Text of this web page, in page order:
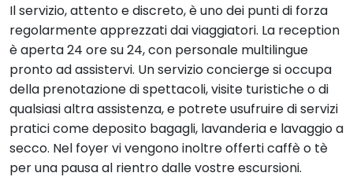
Il servizio, attento e discreto, è uno dei punti di forza
regolarmente apprezzati dai viaggiatori. La reception
è aperta 24 ore su 24, con personale multilingue
pronto ad assistervi. Un servizio concierge si occupa
della prenotazione di spettacoli, visite turistiche o di
qualsiasi altra assistenza, e potrete usufruire di servizi
pratici come deposito bagagli, lavanderia e lavaggio a
secco. Nel foyer vi vengono inoltre offerti caffè o tè
per una pausa al rientro dalle vostre escursioni.